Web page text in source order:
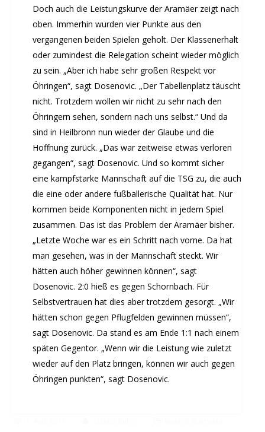
Sportabzeichenehrung 2018
Gauehrenriege
Mitarbeiterfest 2018
Seniorennachmittag 2018
Sommernachtsfest 2018
9. Kinder-Sport-Spiele 2018
Archiv 2017
Archiv 2016
Archiv 2015
FSJ
JOBS
Doch auch die Leistungskurve der Aramäer zeigt nach
oben. Immerhin wurden vier Punkte aus den
vergangenen beiden Spielen geholt. Der Klassenerhalt
oder zumindest die Relegation scheint wieder möglich
zu sein. „Aber ich habe sehr großen Respekt vor
Öhringen“, sagt Dosenovic. „Der Tabellenplatz täuscht
nicht. Trotzdem wollen wir nicht zu sehr nach den
Öhringern sehen, sondern nach uns selbst.“ Und da
sind in Heilbronn nun wieder der Glaube und die
Hoffnung zurück. „Das war zeitweise etwas verloren
gegangen“, sagt Dosenovic. Und so kommt sicher
eine kampfstarke Mannschaft auf die TSG zu, die auch
die eine oder andere fußballerische Qualität hat. Nur
kommen beide Komponenten nicht in jedem Spiel
zusammen. Das ist das Problem der Aramäer bisher.
„Letzte Woche war es ein Schritt nach vorne. Da hat
man gesehen, was in der Mannschaft steckt. Wir
hätten auch höher gewinnen können“, sagt
Dosenovic. 2:0 hieß es gegen Schornbach. Für
Selbstvertrauen hat dies aber trotzdem gesorgt. „Wir
hätten schon gegen Pflugfelden gewinnen müssen“,
sagt Dosenovic. Da stand es am Ende 1:1 nach einem
späten Gegentor. „Wenn wir die Leistung wie zuletzt
wieder auf den Platz bringen, können wir auch gegen
Öhringen punkten“, sagt Dosenovic.